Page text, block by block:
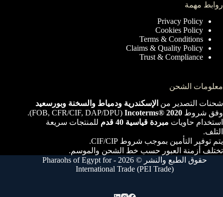
روابط مهمة
Privacy Policy
Cookies Policy
Terms & Conditions
Claims & Quality Policy
Trust & Compliance
معلومات الشحن
شحنات التصدير من الإسكندرية ودمياط والسخنة وبورسعيد
وفق شروط Incoterms® 2020
‏(FOB, CFR/CIF, DAP/DPU).
استخدام حاويات مبردة قياسية 40 قدم
للمنتجات سريعة
التلف.
يتم توفير التأمين بموجب شروط CIF/CIP.
تختلف أزمنة العبور حسب خط الشحن والموسم.
حقوق الطبع والنشر © 2026 - Pharaohs of Egypt for
International Trade (PEI Trade)